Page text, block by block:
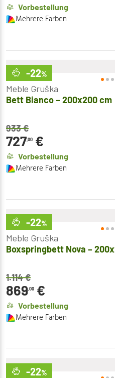
Vorbestellung
Mehrere Farben
-22%
Meble Gruška
Bett Bianco – 200x200 cm
933€
727,00 €
Vorbestellung
Mehrere Farben
-22%
Meble Gruška
Boxspringbett Nova –
1.114€
869,00 €
Vorbestellung
Mehrere Farben
-22%